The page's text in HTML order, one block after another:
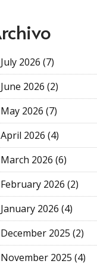
July 2026 (7)
June 2026 (2)
May 2026 (7)
April 2026 (4)
March 2026 (6)
February 2026 (2)
January 2026 (4)
December 2025 (2)
November 2025 (4)